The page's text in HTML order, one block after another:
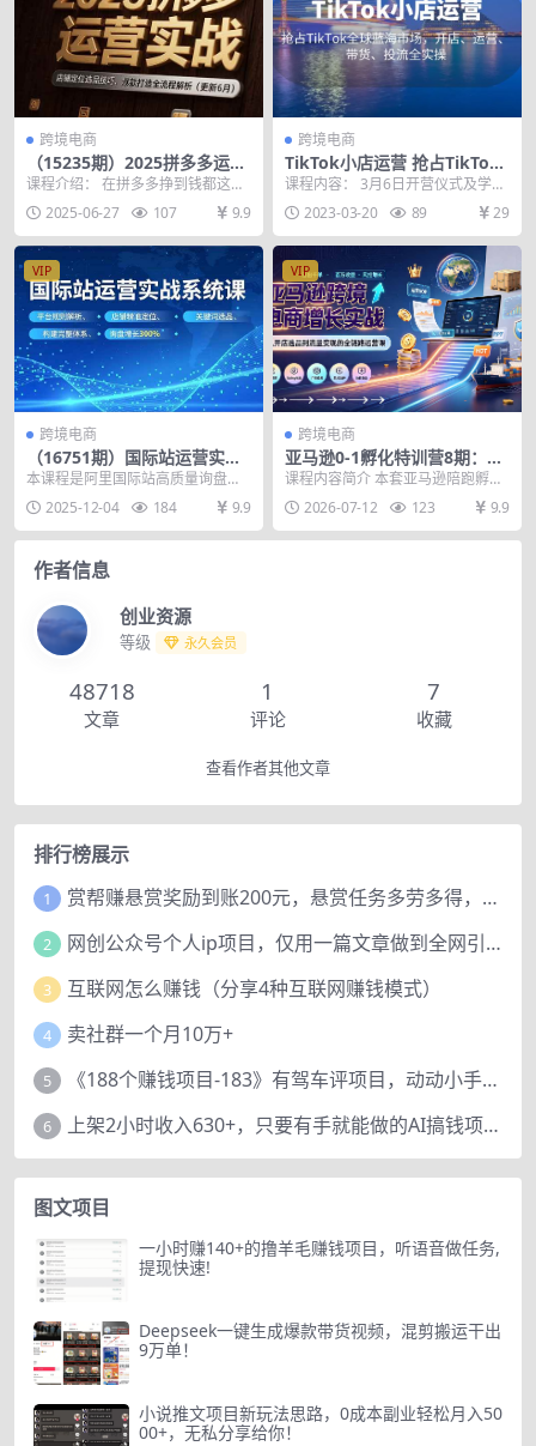
跨境电商
（15235期）2025拼多多运营
实战：店铺定位选品技巧，爆
款打造全流程解析（更新6
月）
课程介绍： 在拼多多挣到钱都这么
说，掌握着三个点就是掘金敲门
砖，控制成本、规则了...
2025-06-27 107 9.9
跨境电商
TikTok小店运营 抢占TikTok
全球蓝海市场，开店、运营、
带货、投流全实操
课程内容： 3月6日开营仪式及学习
须知.mp4 3月8日shopify搭建快速
入...2023-03-20 89 29
VIP
跨境电商
（16751期）国际站运营实战
系统课，平台规则解析、店铺
完整体系询盘增长300%
本课程是阿里国际站高质量询盘增
长的系统实战课程，围绕构建完整
运营框架与实现精准流...
2025-12-04 184 9.9
VIP
跨境电商
亚马逊0-1孵化特训营8期：从
注册风控到稳定日出千单实
化执行流程落地
课程内容简介 本套亚马逊陪跑孵化
营8期为零基础新手全套落地课程，
由日出千单资深运...
2026-07-12 123 9.9
作者信息
创业资源
等级 永久会员
48718
文章
1
评论
7
收藏
查看作者其他文章
排行榜展示
1 赏帮赚悬赏奖励到账200元，悬赏任务多劳多得，人人可做。
2 网创公众号个人ip项目，仅用一篇文章做到全网引流！
3 互联网怎么赚钱（分享4种互联网赚钱模式）
4 卖社群一个月10万+
5 《188个赚钱项目-183》有驾车评项目，动动小手，复制粘贴赚44元！
6 上架2小时收入630+，只要有手就能做的AI搞钱项目，奶奶看完都能学会!
图文项目
一小时赚140+的撸羊毛赚钱项目，听语音做任务,
提现快速!
Deepseek一键生成爆款带货视频，混剪搬运干出
9万单！
小说推文项目新玩法思路，0成本副业轻松月入50
00+，无私分享给你！